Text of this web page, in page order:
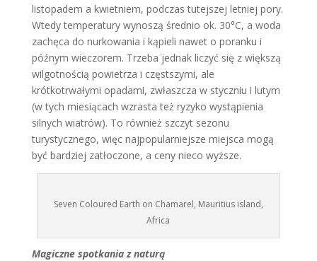
listopadem a kwietniem, podczas tutejszej letniej pory.
Wtedy temperatury wynoszą średnio ok. 30°C, a woda
zachęca do nurkowania i kąpieli nawet o poranku i
późnym wieczorem. Trzeba jednak liczyć się z większą
wilgotnością powietrza i częstszymi, ale
krótkotrwałymi opadami, zwłaszcza w styczniu i lutym
(w tych miesiącach wzrasta też ryzyko wystąpienia
silnych wiatrów). To również szczyt sezonu
turystycznego, więc najpopularniejsze miejsca mogą
być bardziej zatłoczone, a ceny nieco wyższe.
Seven Coloured Earth on Chamarel, Mauritius island,
Africa
Magiczne spotkania z naturą